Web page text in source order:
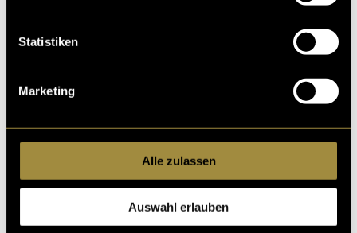
Statistiken
Marketing
Alle zulassen
Auswahl erlauben